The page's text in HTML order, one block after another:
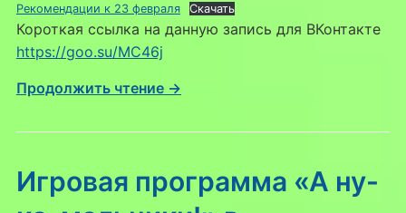
Рекомендации к 23 февраля
Скачать
Короткая ссылка на данную запись для ВКонтакте
https://goo.su/MC46j
Продолжить чтение →
Игровая программа «А ну-